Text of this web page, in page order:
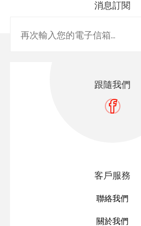
消息訂閱
跟隨我們
客戶服務
聯絡我們
關於我們